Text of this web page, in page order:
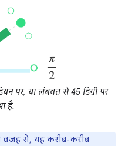
पर, या लंबवत से 45 डिग्री पर
है.
वजह से, यह करीब-करीब